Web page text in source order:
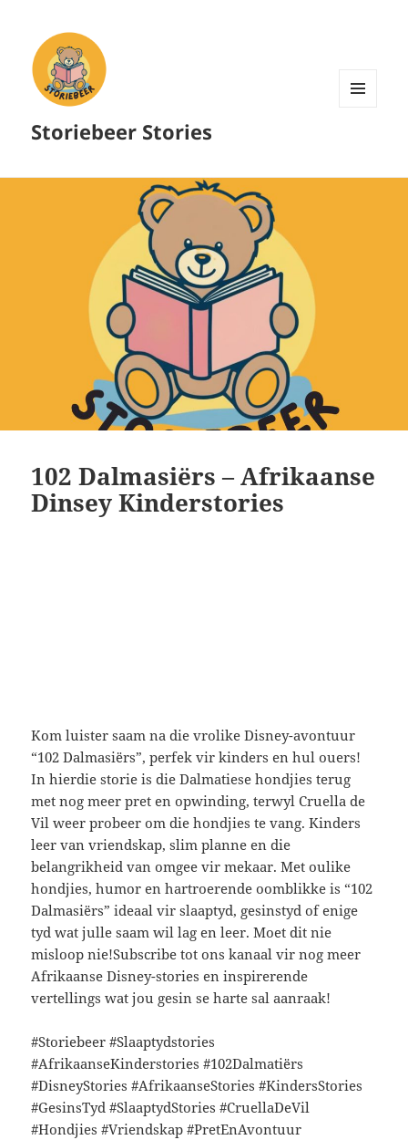
Storiebeer Stories
102 Dalmasiërs – Afrikaanse
Dinsey Kinderstories
Kom luister saam na die vrolike Disney-avontuur
“102 Dalmasiërs”, perfek vir kinders en hul ouers!
In hierdie storie is die Dalmatiese hondjies terug
met nog meer pret en opwinding, terwyl Cruella de
Vil weer probeer om die hondjies te vang. Kinders
leer van vriendskap, slim planne en die
belangrikheid van omgee vir mekaar. Met oulike
hondjies, humor en hartroerende oomblikke is “102
Dalmasiërs” ideaal vir slaaptyd, gesinstyd of enige
tyd wat julle saam wil lag en leer. Moet dit nie
misloop nie!Subscribe tot ons kanaal vir nog meer
Afrikaanse Disney-stories en inspirerende
vertellings wat jou gesin se harte sal aanraak!
#Storiebeer #Slaaptydstories
#AfrikaanseKinderstories #102Dalmatiërs
#DisneyStories #AfrikaanseStories #KindersStories
#GesinsTyd #SlaaptydStories #CruellaDeVil
#Hondjies #Vriendskap #PretEnAvontuur